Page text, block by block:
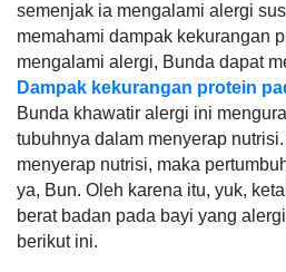
semenjak ia mengalami alergi
memahami dampak kekurangan
mengalami alergi, Bunda dapat
Dampak kekurangan protein
Bunda khawatir alergi ini
tubuhnya dalam menyerap
menyerap nutrisi, maka
ya, Bun. Oleh karena itu, yuk,
berat badan pada bayi yang
berikut ini.